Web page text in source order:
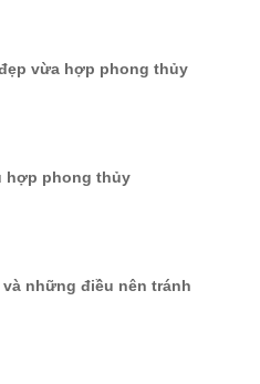
vừa hợp phong thủy
hợp phong thủy
những điều nên tránh